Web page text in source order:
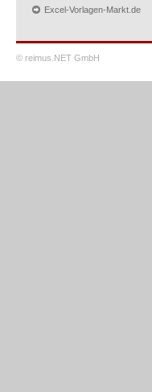
Excel-Vorlagen-Markt.de
© reimus.NET GmbH